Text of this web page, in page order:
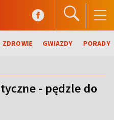
ZDROWIE GWIAZDY PORADY
- pędzle do